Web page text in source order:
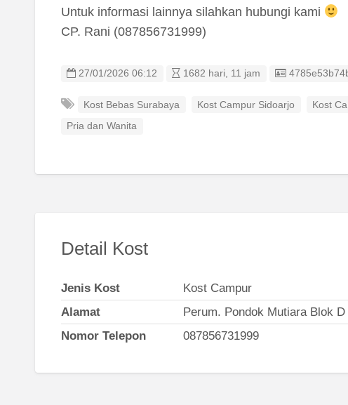
Untuk informasi lainnya silahkan hubungi kami
CP. Rani (087856731999)
27/01/2026 06:12 1682 hari, 11 jam Listing ID
Kost Bebas Surabaya Kost Campur Sidoarjo Kost
Pria dan Wanita
Detail Kost
Jenis Kost
Kost Campur
Alamat
Perum. Pondok Mutiara Blok
Nomor Telepon
087856731999